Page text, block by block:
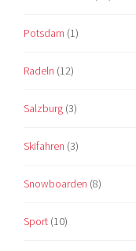
Potsdam (1)
Radeln (12)
Salzburg (3)
Skifahren (3)
Snowboarden (8)
Sport (10)